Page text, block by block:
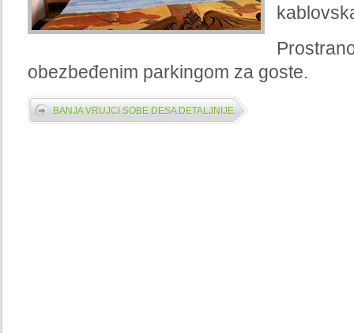
obezbeđenim parkingom za goste.
BANJA VRUJCI SOBE DESA DETALJNIJE